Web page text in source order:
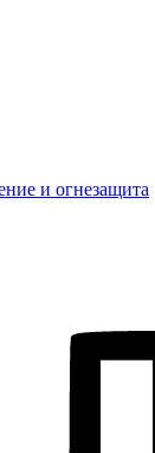
и огнезащита